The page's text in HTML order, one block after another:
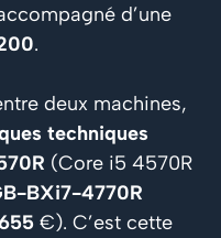
d’une
.
deux machines,
techniques
(Core i5 4570R
BXi7-4770R
€). C’est cette